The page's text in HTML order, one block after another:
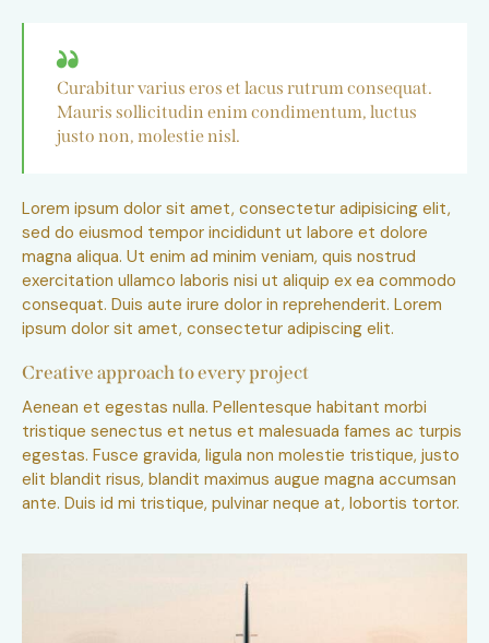
Curabitur varius eros et lacus rutrum consequat.
Mauris sollicitudin enim condimentum, luctus
justo non, molestie nisl.
Lorem ipsum dolor sit amet, consectetur adipisicing elit,
sed do eiusmod tempor incididunt ut labore et dolore
magna aliqua. Ut enim ad minim veniam, quis nostrud
exercitation ullamco laboris nisi ut aliquip ex ea commodo
consequat. Duis aute irure dolor in reprehenderit. Lorem
ipsum dolor sit amet, consectetur adipiscing elit.
Creative approach to every project
Aenean et egestas nulla. Pellentesque habitant morbi
tristique senectus et netus et malesuada fames ac turpis
egestas. Fusce gravida, ligula non molestie tristique, justo
elit blandit risus, blandit maximus augue magna accumsan
ante. Duis id mi tristique, pulvinar neque at, lobortis tortor.